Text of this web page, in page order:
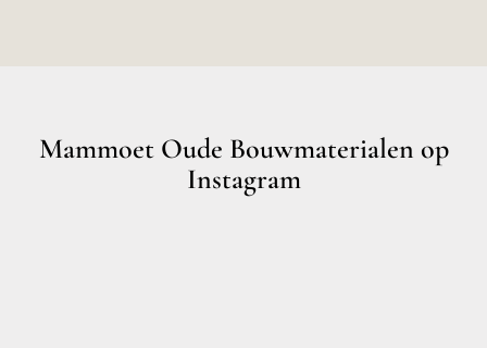
Mammoet Oude Bouwmaterialen op
Instagram